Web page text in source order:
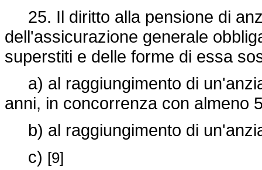
25. Il diritto alla pensione di
dell'assicurazione generale
superstiti e delle forme di essa
a) al raggiungimento di
anni, in concorrenza con almeno
b) al raggiungimento di
c) [9]